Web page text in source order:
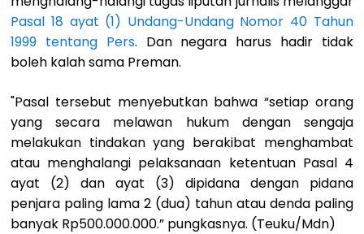
Pasal 18 ayat (1) Undang-Undang Nomor 40 Tahun
1999 tentang Pers. Dan negara harus hadir tidak
boleh kalah sama Preman.
"Pasal tersebut menyebutkan bahwa “setiap orang
yang secara melawan hukum dengan sengaja
melakukan tindakan yang berakibat menghambat
atau menghalangi pelaksanaan ketentuan Pasal 4
ayat (2) dan ayat (3) dipidana dengan pidana
penjara paling lama 2 (dua) tahun atau denda paling
banyak Rp500.000.000.” pungkasnya. (Teuku/Mdn)